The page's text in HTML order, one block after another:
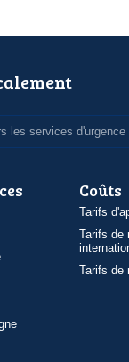
les services d'urgence
Coûts
Tarifs
Tarifs de
Tarifs de